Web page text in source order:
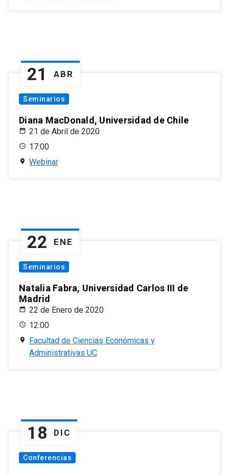
21 ABR
Seminarios
Diana MacDonald, Universidad de Chile
21 de Abril de 2020
17:00
Webinar
22 ENE
Seminarios
Natalia Fabra, Universidad Carlos III de
Madrid
22 de Enero de 2020
12:00
Facultad de Ciencias Económicas y
Administrativas UC
18 DIC
Conferencias